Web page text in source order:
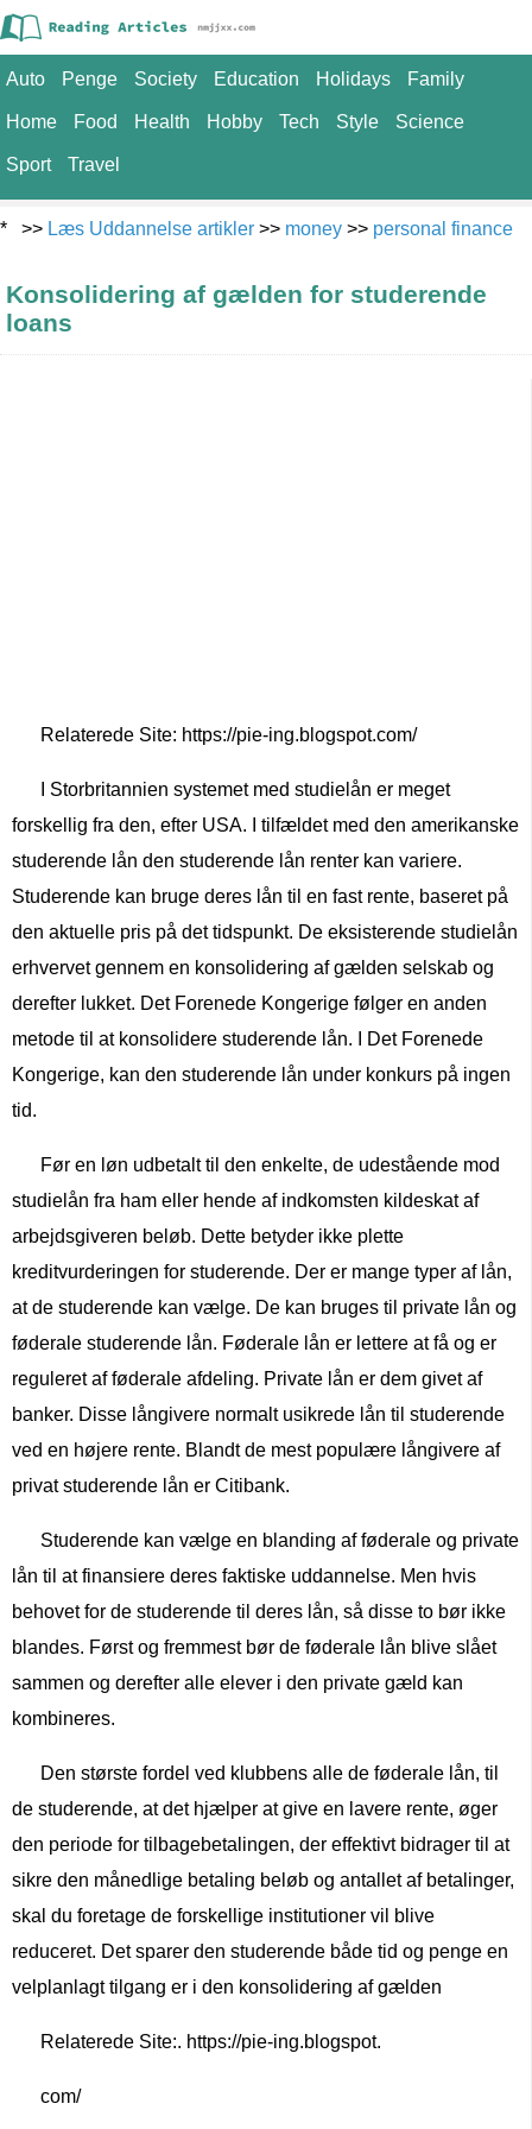
Auto Penge Society Education Holidays Family
Home Food Health Hobby Tech Style Science
Sport Travel
* >> Læs Uddannelse artikler >> money >> personal finance
Konsolidering af gælden for studerende
loans
Relaterede Site: https://pie-ing.blogspot.com/
I Storbritannien systemet med studielån er meget
forskellig fra den, efter USA. I tilfældet med den amerikanske
studerende lån den studerende lån renter kan variere.
Studerende kan bruge deres lån til en fast rente, baseret på
den aktuelle pris på det tidspunkt. De eksisterende studielån
erhvervet gennem en konsolidering af gælden selskab og
derefter lukket. Det Forenede Kongerige følger en anden
metode til at konsolidere studerende lån. I Det Forenede
Kongerige, kan den studerende lån under konkurs på ingen
tid.
Før en løn udbetalt til den enkelte, de udestående mod
studielån fra ham eller hende af indkomsten kildeskat af
arbejdsgiveren beløb. Dette betyder ikke plette
kreditvurderingen for studerende. Der er mange typer af lån,
at de studerende kan vælge. De kan bruges til private lån og
føderale studerende lån. Føderale lån er lettere at få og er
reguleret af føderale afdeling. Private lån er dem givet af
banker. Disse långivere normalt usikrede lån til studerende
ved en højere rente. Blandt de mest populære långivere af
privat studerende lån er Citibank.
Studerende kan vælge en blanding af føderale og private
lån til at finansiere deres faktiske uddannelse. Men hvis
behovet for de studerende til deres lån, så disse to bør ikke
blandes. Først og fremmest bør de føderale lån blive slået
sammen og derefter alle elever i den private gæld kan
kombineres.
Den største fordel ved klubbens alle de føderale lån, til
de studerende, at det hjælper at give en lavere rente, øger
den periode for tilbagebetalingen, der effektivt bidrager til at
sikre den månedlige betaling beløb og antallet af betalinger,
skal du foretage de forskellige institutioner vil blive
reduceret. Det sparer den studerende både tid og penge en
velplanlagt tilgang er i den konsolidering af gælden
Relaterede Site:. https://pie-ing.blogspot.
com/